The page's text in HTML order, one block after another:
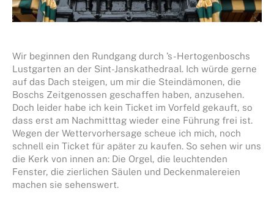
Wir beginnen den Rundgang durch ’s-Hertogenboschs
Lustgarten an der Sint-Janskathedraal. Ich würde gerne
auf das Dach steigen, um mir die Steindämonen, die
Boschs Zeitgenossen geschaffen haben, anzusehen.
Doch leider habe ich kein Ticket im Vorfeld gekauft, so
dass erst am Nachmitttag wieder eine Führung frei ist.
Wegen der Wettervorhersage scheue ich mich, noch
schnell ein Ticket für apäter zu kaufen. So sehen wir uns
die Kerk von innen an: Die Orgel, die leuchtenden
Fenster, die zierlichen Säulen und Deckenmalereien
machen sie sehenswert.